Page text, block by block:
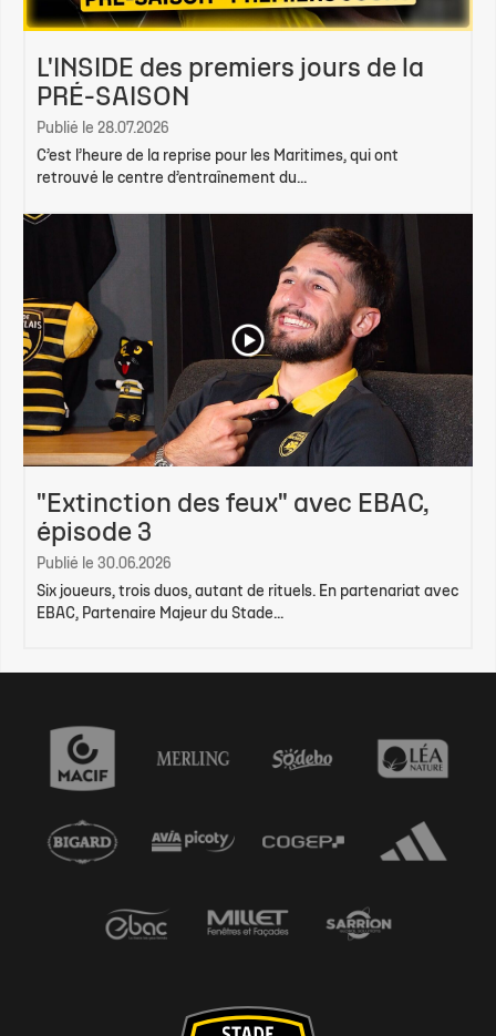
L'INSIDE des premiers jours de la
PRÉ-SAISON
Publié le 28.07.2026
C’est l’heure de la reprise pour les Maritimes, qui ont
retrouvé le centre d’entraînement du...
"Extinction des feux" avec EBAC,
épisode 3
Publié le 30.06.2026
Six joueurs, trois duos, autant de rituels. En partenariat avec
EBAC, Partenaire Majeur du Stade...